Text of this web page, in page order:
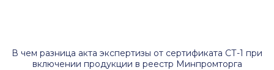
В чем разница акта экспертизы от сертификата СТ-1 при
включении продукции в реестр Минпромторга